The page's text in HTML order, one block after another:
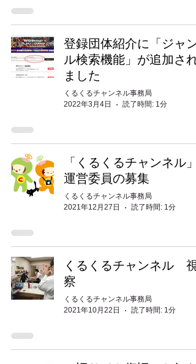
登録団体紹介に「ジャン
ル検索機能」が追加され
ました
くるくるチャンネル事務局
2022年3月4日
読了時間: 1分
「くるくるチャンネル」
運営委員の募集
くるくるチャンネル事務局
2021年12月27日
読了時間: 1分
くるくるチャンネル 視
察
くるくるチャンネル事務局
2021年10月22日
読了時間: 1分